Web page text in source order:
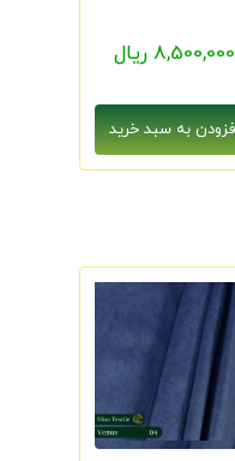
8,500,000 ریال